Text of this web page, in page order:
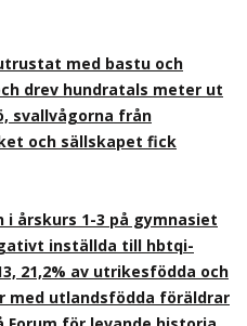
med bastu och
drev hundratals meter ut
svallvågorna från
och sällskapet fick
i årskurs 1-3 på gymnasiet
inställda till hbtqi-
21,2% av utrikesfödda och
med utlandsfödda föräldrar